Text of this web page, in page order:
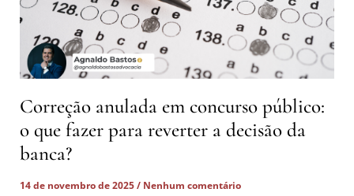
Correção anulada em concurso público:
o que fazer para reverter a decisão da
banca?
14 de novembro de 2025
Nenhum comentário